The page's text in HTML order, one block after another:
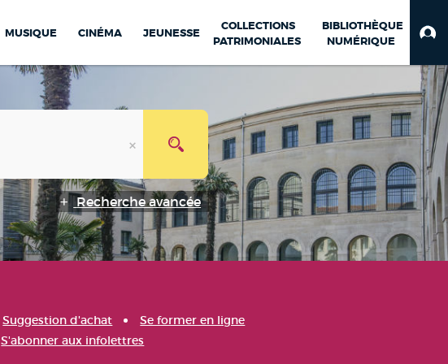
MUSIQUE CINÉMA JEUNESSE
COLLECTIONS
PATRIMONIALES
BIBLIOTHÈQUE
NUMÉRIQUE
Recherche avancée
Suggestion d'achat
Se former en ligne
S'abonner aux infolettres